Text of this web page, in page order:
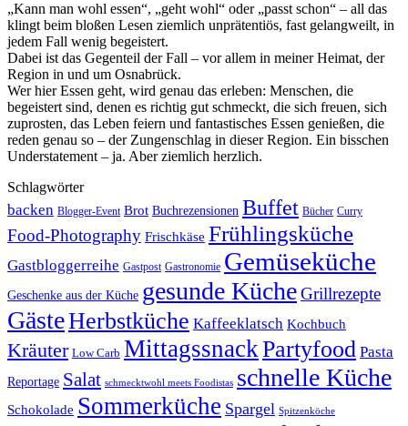
„Kann man wohl essen“, „geht wohl“ oder „passt schon“ – all das
klingt beim bloßen Lesen ziemlich unprätentiös, fast gelangweilt, in
jedem Fall wenig begeistert.
Dabei ist das Gegenteil der Fall – vor allem in meiner Heimat, der
Region in und um Osnabrück.
Wer hier Essen geht, wird genau das erleben: Menschen, die
begeistert sind, denen es richtig gut schmeckt, die sich freuen, sich
zuprosten, das Leben feiern und fantastisches Essen genießen, die
reden genau so – der Zungenschlag in dieser Region. Ein bisschen
Understatement – ja. Aber ziemlich herzlich.
Schlagwörter
backen Blogger-Event Brot Buchrezensionen Buffet Bücher Curry
Food-Photography Frischkäse Frühlingsküche
Gastbloggerreihe Gastpost Gastronomie Gemüseküche
Geschenke aus der Küche gesunde KücheGrillrezepte
GästeHerbstküche Kaffeeklatsch Kochbuch
Kräuter Low Carb MittagssnackPartyfood Pasta
Reportage Salat schmecktwohl meets Foodistas schnelle Küche
Schokolade Sommerküche Spargel Spitzenköche